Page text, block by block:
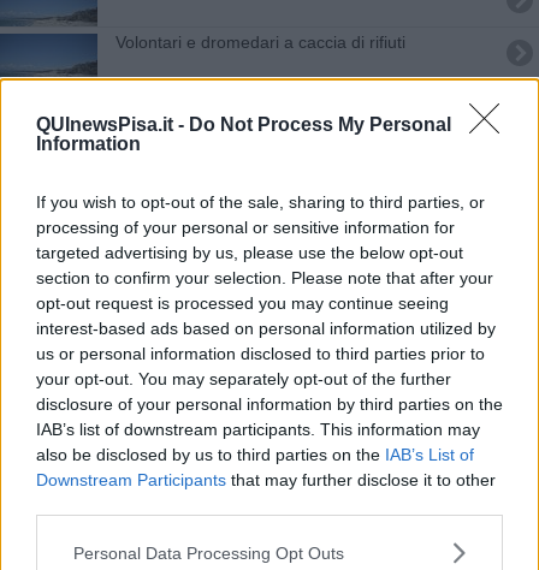
QUInewsPisa.it - Do Not Process My Personal
Information
If you wish to opt-out of the sale, sharing to third parties, or
processing of your personal or sensitive information for
targeted advertising by us, please use the below opt-out
section to confirm your selection. Please note that after your
opt-out request is processed you may continue seeing
interest-based ads based on personal information utilized by
us or personal information disclosed to third parties prior to
your opt-out. You may separately opt-out of the further
disclosure of your personal information by third parties on the
IAB’s list of downstream participants. This information may
also be disclosed by us to third parties on the IAB’s List of
Downstream Participants that may further disclose it to other
Personal Data Processing Opt Outs
Volontari e dromedari a caccia di rifiuti
Ferragosto, controlli tra mare e natura
Santuario Pelagos, Pisa aderisce fino al 2028
Tartaruga morta sulla spiaggia
Un premio per le sentinelle delle tartaruge
Tartarughe marine protette con droni, gps e app
Un corso sulla nidificazione delle tartarughe
Volontari e dromedari per pulire la spiaggia
A Marina sono nate oltre 20 tartarughine